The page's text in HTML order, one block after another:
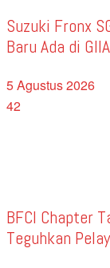
Suzuki Fronx
Baru Ada di
5 Agustus 2026
42
BFCI Chapter
Teguhkan